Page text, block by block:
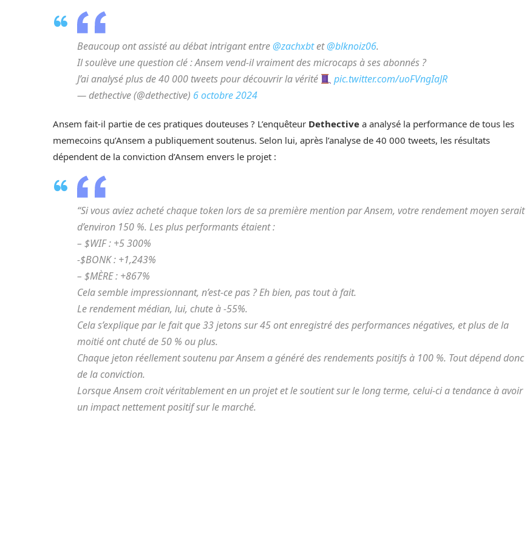
Beaucoup ont assisté au débat intrigant entre@zachxbtet@blknoiz06.
Il soulève une question clé : Ansem vend-il vraiment des microcaps à ses abonnés ?
J’ai analysé plus de 40 000 tweets pour découvrir la vérité
pic.twitter.com/uoFVngIaJR
— dethective (@dethective) 6 octobre 2024
Ansem fait-il partie de ces pratiques douteuses ? L’enquêteur Dethective a analysé la performance de tous les
memecoins qu’Ansem a publiquement soutenus. Selon lui, après l’analyse de 40 000 tweets, les résultats
dépendent de la conviction d’Ansem envers le projet :
“Si vous aviez acheté chaque token lors de sa première mention par Ansem, votre rendement moyen serait
d’environ 150 %. Les plus performants étaient :
– $WIF : +5 300%
-$BONK : +1,243%
– $MÈRE : +867%
Cela semble impressionnant, n’est-ce pas ? Eh bien, pas tout à fait.
Le rendement médian, lui, chute à -55%.
Cela s’explique par le fait que 33 jetons sur 45 ont enregistré des performances négatives, et plus de la
moitié ont chuté de 50 % ou plus.
Chaque jeton réellement soutenu par Ansem a généré des rendements positifs à 100 %. Tout dépend donc
de la conviction.
Lorsque Ansem croit véritablement en un projet et le soutient sur le long terme, celui-ci a tendance à avoir
un impact nettement positif sur le marché.